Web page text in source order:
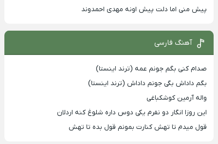
پیش منی اما دلت پیش اونه مهدی احمدوند
آهنگ فارسی
صدام کنی بگم جونم عمه (ترند اینستا)
بگم داداش بگی جونم داداش (ترند اینستا)
واله آرمین کوشکباغی
این روزا انگار دو نفرم یکی دوس داره شلوغ کنه اردلان
قول میدم تا تهش کنارت بمونم قول بده تا تهش